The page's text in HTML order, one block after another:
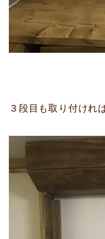
３段目も取り付けれ